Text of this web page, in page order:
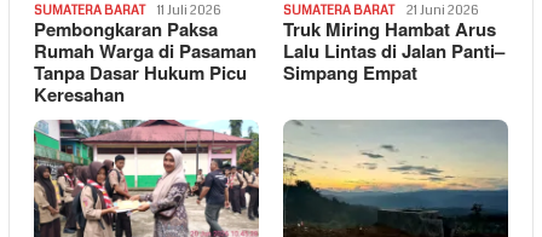
SUMATERA BARAT 11 Juli 2026
Pembongkaran Paksa
Rumah Warga di Pasaman
Tanpa Dasar Hukum Picu
Keresahan
SUMATERA BARAT 21 Juni 2026
Truk Miring Hambat Arus
Lalu Lintas di Jalan Panti–
Simpang Empat